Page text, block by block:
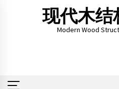
现代木结
Modern Wood